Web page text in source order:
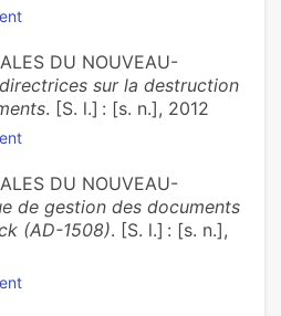
DU NOUVEAU-
sur la destruction
. [S. l.] : [s. n.], 2012
DU NOUVEAU-
de gestion des documents
(AD-1508). [S. l.] : [s. n.],